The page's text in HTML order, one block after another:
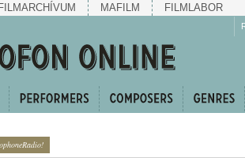
FILMARCHÍVUM MAFILM FILMLABOR